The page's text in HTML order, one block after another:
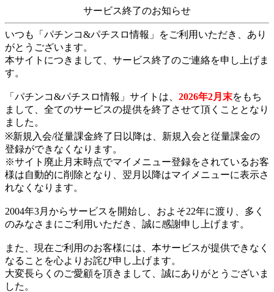
サービス終了のお知らせ
いつも「パチンコ&パチスロ情報」をご利用いただき、あり
がとうございます。
本サイトにつきまして、サービス終了のご連絡を申し上げま
す。
「パチンコ&パチスロ情報」サイトは、 2026年2月末をもち
まして、全てのサービスの提供を終了させて頂くこととなり
ました。
※新規入会/従量課金終了日以降は、新規入会と従量課金の
登録ができなくなります。
※サイト廃止月末時点でマイメニュー登録をされているお客
様は自動的に削除となり、翌月以降はマイメニューに表示さ
れなくなります。
2004年3月からサービスを開始し、およそ22年に渡り、多く
のみなさまにご利用いただき、誠に感謝申し上げます。
また、現在ご利用のお客様には、本サービスが提供できなく
なることを心よりお詫び申し上げます。
大変長らくのご愛顧を頂きまして、誠にありがとうございま
した。